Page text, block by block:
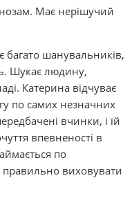
Має нерішучий
багато шанувальників,
Шукає людину,
Катерина відчуває
по самих незначних
вчинки, і їй
впевненості в
по
правильно виховувати